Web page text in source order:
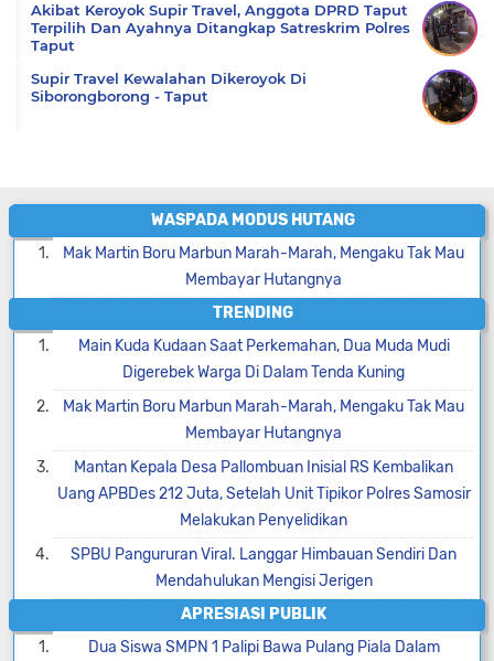
Akibat Keroyok Supir Travel, Anggota DPRD Taput
Terpilih Dan Ayahnya Ditangkap Satreskrim Polres
Taput
Supir Travel Kewalahan Dikeroyok Di
Siborongborong - Taput
WASPADA MODUS HUTANG
Mak Martin Boru Marbun Marah-Marah, Mengaku Tak Mau
Membayar Hutangnya
TRENDING
Main Kuda Kudaan Saat Perkemahan, Dua Muda Mudi
Digerebek Warga Di Dalam Tenda Kuning
Mak Martin Boru Marbun Marah-Marah, Mengaku Tak Mau
Membayar Hutangnya
Mantan Kepala Desa Pallombuan Inisial RS Kembalikan
Uang APBDes 212 Juta, Setelah Unit Tipikor Polres Samosir
Melakukan Penyelidikan
SPBU Pangururan Viral. Langgar Himbauan Sendiri Dan
Mendahulukan Mengisi Jerigen
APRESIASI PUBLIK
Dua Siswa SMPN 1 Palipi Bawa Pulang Piala Dalam